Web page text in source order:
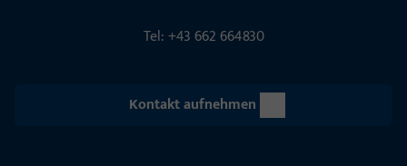
Tel: +43 662 664830
Kontakt aufnehmen